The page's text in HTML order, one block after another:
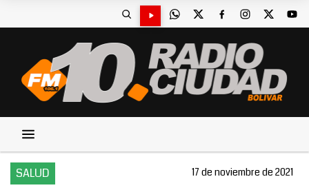
SALUD 17 de noviembre de 2021